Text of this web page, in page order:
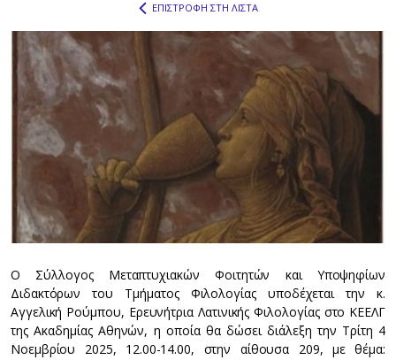
ΕΠΙΣΤΡΟΦΗ ΣΤΗ ΛΙΣΤΑ
Ο Σύλλογος Μεταπτυχιακών Φοιτητών και Υποψηφίων
Διδακτόρων του Τμήματος Φιλολογίας υποδέχεται την κ.
Αγγελική Ρούμπου, Ερευνήτρια Λατινικής Φιλολογίας στο ΚΕΕΛΓ
της Ακαδημίας Αθηνών, η οποία θα δώσει διάλεξη την Τρίτη 4
Νοεμβρίου 2025, 12.00-14.00, στην αίθουσα 209, με θέμα: